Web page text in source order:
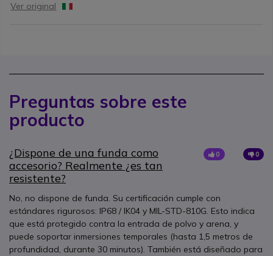
Ver original
Preguntas sobre este
producto
¿Dispone de una funda como
accesorio? Realmente ¿es tan
resistente?
0 0
No, no dispone de funda. Su certificación cumple con
estándares rigurosos: IP68 / IK04 y MIL-STD-810G. Esto indica
que está protegido contra la entrada de polvo y arena, y
puede soportar inmersiones temporales (hasta 1,5 metros de
profundidad, durante 30 minutos). También está diseñado para